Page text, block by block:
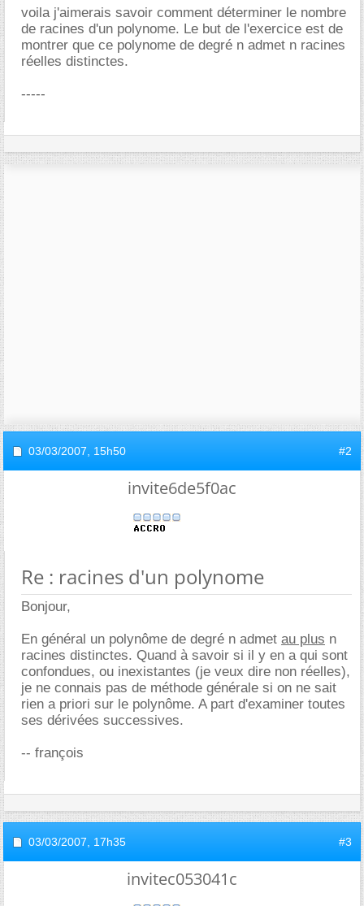
voila j'aimerais savoir comment déterminer le nombre
de racines d'un polynome. Le but de l'exercice est de
montrer que ce polynome de degré n admet n racines
réelles distinctes.
-----
03/03/2007, 15h50 #2
invite6de5f0ac
Re : racines d'un polynome
Bonjour,
En général un polynôme de degré n admet au plus n
racines distinctes. Quand à savoir si il y en a qui sont
confondues, ou inexistantes (je veux dire non réelles),
je ne connais pas de méthode générale si on ne sait
rien a priori sur le polynôme. A part d'examiner toutes
ses dérivées successives.
-- françois
03/03/2007, 17h35 #3
invitec053041c